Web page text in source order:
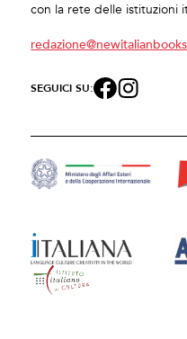
con la rete delle istituzioni
SEGUICI SU: